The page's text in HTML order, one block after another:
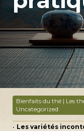
Bienfaits du thé | Les
Uncategorized
Les variétés